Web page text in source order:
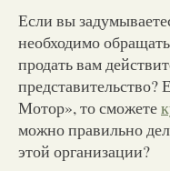
Если вы
необходимо
продать вам
Мотор», то сможете
можно правильно
этой организации?